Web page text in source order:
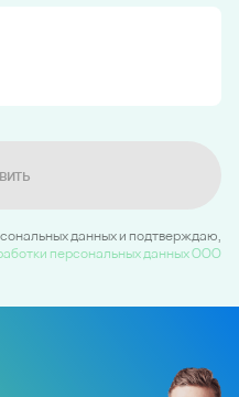
данных и подтверждаю,
персональных данных ООО